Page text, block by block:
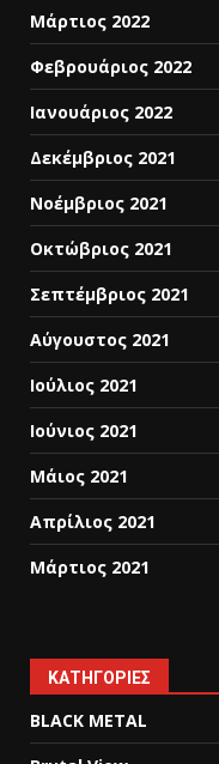
Μάρτιος 2022
Φεβρουάριος 2022
Ιανουάριος 2022
Δεκέμβριος 2021
Νοέμβριος 2021
Οκτώβριος 2021
Σεπτέμβριος 2021
Αύγουστος 2021
Ιούλιος 2021
Ιούνιος 2021
Μάιος 2021
Απρίλιος 2021
Μάρτιος 2021
KΑΤΗΓΟΡΊΕΣ
BLACK METAL